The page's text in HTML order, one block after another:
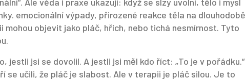
emocionální výpady, přirozené reakce těla na dlouhodobě
objevit jako pláč, hřích, nebo tichá nesmírnost. Tyto
jestli jsi se dovolil. A jestli jsi měl kdo říct: „To je v pořádku.“
se učili, že pláč je slabost. Ale v terapii je pláč silou. Je to